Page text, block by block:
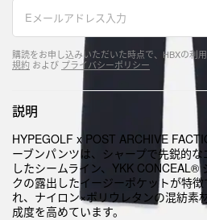
購読をお申し込みいただいた時点で、HBXの利
規約 および プライバシーポリシー
説明
HYPEGOLF x POST ARCHIVE
ーブンパンツは、シャープで先鋭的
したシームライン、YKK CONCEAL®
クの露出したイージーポケットが特
れ、ナイロン×ポリウレタンの混紡素
成度を高めています。